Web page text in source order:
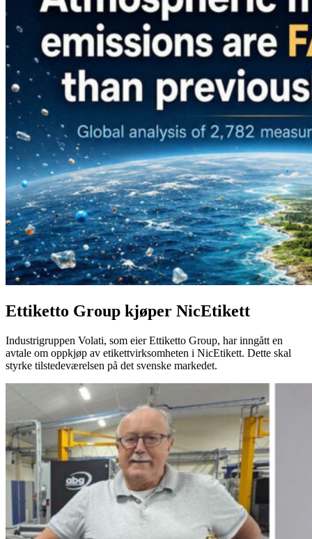
Ettiketto Group kjøper NicEtikett
Industrigruppen Volati, som eier Ettiketto Group, har inngått en
avtale om oppkjøp av etikettvirksomheten i NicEtikett. Dette skal
styrke tilstedeværelsen på det svenske markedet.